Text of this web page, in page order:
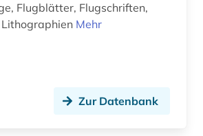
(1)
bamberg kreis (1)
Flugblätter, Flugschriften,
Mehr
Zur Datenbank